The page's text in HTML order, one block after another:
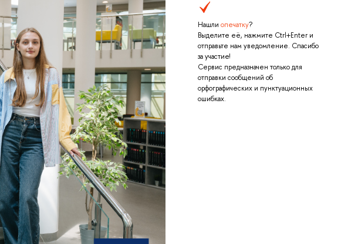
Нашли опечатку?
Выделите её, нажмите Ctrl+Enter и
отправьте нам уведомление. Спасибо
за участие!
Сервис предназначен только для
отправки сообщений об
орфографических и пунктуационных
ошибках.